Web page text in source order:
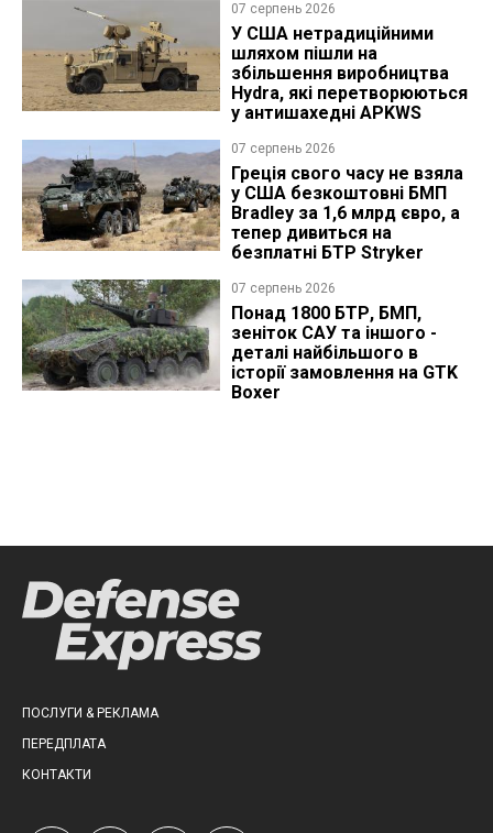
07 серпень 2026
У США нетрадиційними
шляхом пішли на
збільшення виробництва
Hydra, які перетворюються
у антишахедні APKWS
07 серпень 2026
Греція свого часу не взяла
у США безкоштовні БМП
Bradley за 1,6 млрд євро, а
тепер дивиться на
безплатні БТР Stryker
07 серпень 2026
Понад 1800 БТР, БМП,
зеніток САУ та іншого -
деталі найбільшого в
історії замовлення на GTK
Boxer
ПОСЛУГИ & РЕКЛАМА
ПЕРЕДПЛАТА
КОНТАКТИ